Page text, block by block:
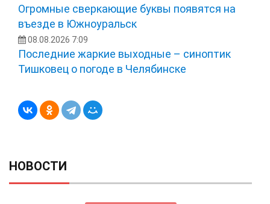
Огромные сверкающие буквы появятся на
въезде в Южноуральск
08.08.2026 7:09
Последние жаркие выходные – синоптик
Тишковец о погоде в Челябинске
НОВОСТИ